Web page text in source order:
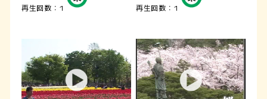
再生回数：1 再生回数：1